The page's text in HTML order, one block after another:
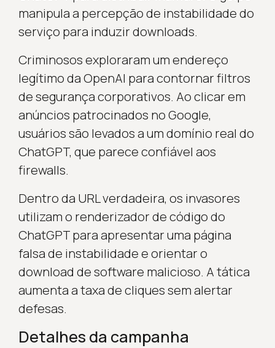
manipula a percepção de instabilidade do
serviço para induzir downloads.
Criminosos exploraram um endereço
legítimo da OpenAI para contornar filtros
de segurança corporativos. Ao clicar em
anúncios patrocinados no Google,
usuários são levados a um domínio real do
ChatGPT, que parece confiável aos
firewalls.
Dentro da URL verdadeira, os invasores
utilizam o renderizador de código do
ChatGPT para apresentar uma página
falsa de instabilidade e orientar o
download de software malicioso. A tática
aumenta a taxa de cliques sem alertar
defesas.
Detalhes da campanha